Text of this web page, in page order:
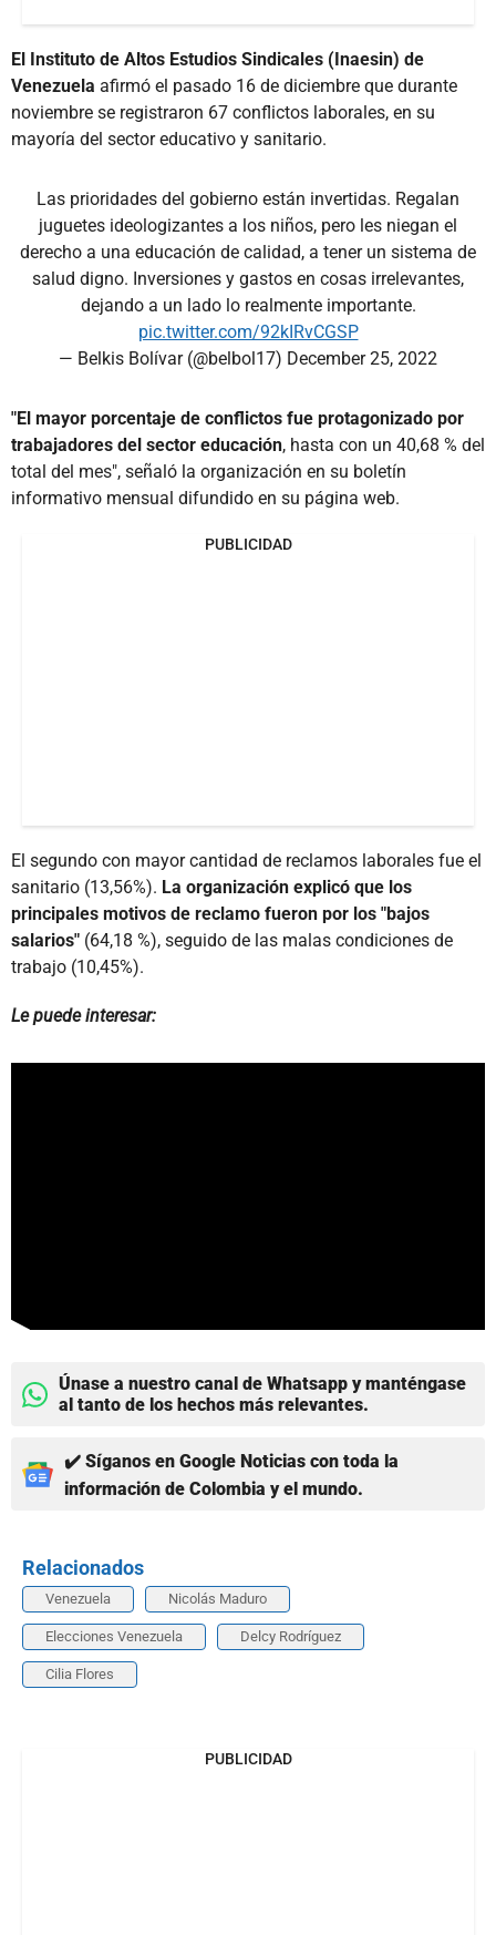
El Instituto de Altos Estudios Sindicales (Inaesin) de
Venezuela afirmó el pasado 16 de diciembre que durante
noviembre se registraron 67 conflictos laborales, en su
mayoría del sector educativo y sanitario.
Las prioridades del gobierno están invertidas. Regalan
juguetes ideologizantes a los niños, pero les niegan el
derecho a una educación de calidad, a tener un sistema de
salud digno. Inversiones y gastos en cosas irrelevantes,
dejando a un lado lo realmente importante.
pic.twitter.com/92kIRvCGSP
— Belkis Bolívar (@belbol17) December 25, 2022
"El mayor porcentaje de conflictos fue protagonizado por
trabajadores del sector educación, hasta con un 40,68 % del
total del mes", señaló la organización en su boletín
informativo mensual difundido en su página web.
PUBLICIDAD
El segundo con mayor cantidad de reclamos laborales fue el
sanitario (13,56%). La organización explicó que los
principales motivos de reclamo fueron por los "bajos
salarios" (64,18 %), seguido de las malas condiciones de
trabajo (10,45%).
Le puede interesar:
Únase a nuestro canal de Whatsapp y manténgase
al tanto de los hechos más relevantes.
✔️ Síganos en Google Noticias con toda la
información de Colombia y el mundo.
Relacionados
Venezuela Nicolás Maduro
Elecciones Venezuela Delcy Rodríguez
Cilia Flores
PUBLICIDAD